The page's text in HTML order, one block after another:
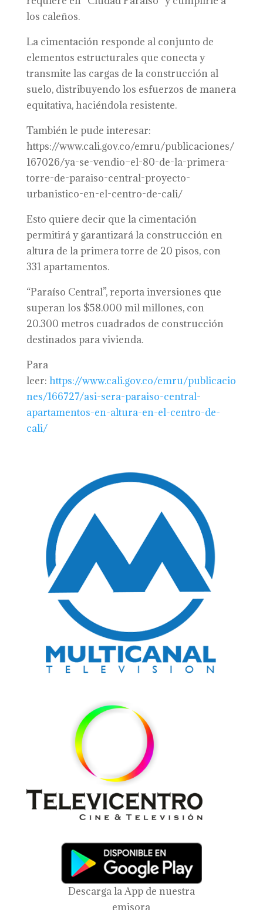
los caleños.
La cimentación responde al conjunto de
elementos estructurales que conecta y
transmite las cargas de la construcción al
suelo, distribuyendo los esfuerzos de manera
equitativa, haciéndola resistente.
También le pude interesar:
https://www.cali.gov.co/emru/publicaciones/
167026/ya-se-vendio–el-80-de-la-primera-
torre-de-paraiso-central-proyecto-
urbanistico-en-el-centro-de-cali/
Esto quiere decir que la cimentación
permitirá y garantizará la construcción en
altura de la primera torre de 20 pisos, con
331 apartamentos.
“Paraíso Central”, reporta inversiones que
superan los $58.000 mil millones, con
20.300 metros cuadrados de construcción
destinados para vivienda.
Para
leer: https://www.cali.gov.co/emru/publicacio
nes/166727/asi-sera-paraiso-central-
apartamentos-en-altura-en-el-centro-de-
cali/
Descarga la App de nuestra
emisora